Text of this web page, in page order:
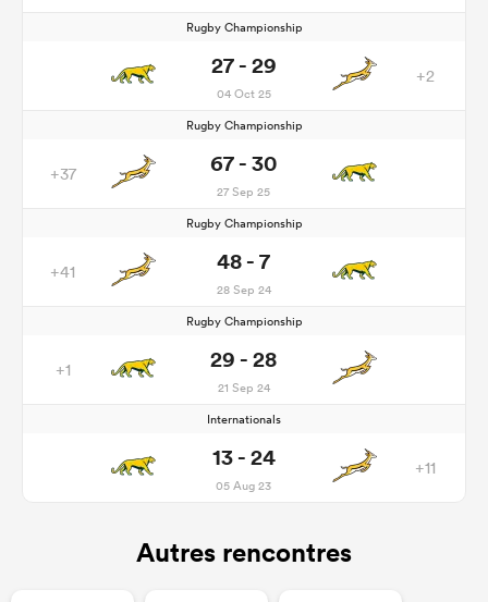
Rugby Championship
27 - 29
04 Oct 25
+2
Rugby Championship
+37 67 - 30
27 Sep 25
Rugby Championship
+41 48 - 7
28 Sep 24
Rugby Championship
+1 29 - 28
21 Sep 24
Internationals
13 - 24
05 Aug 23
+11
Autres rencontres